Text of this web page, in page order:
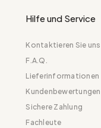
Hilfe und Service
Kontaktieren Sie uns
F.A.Q.
Lieferinformationen
Kundenbewertungen
Sichere Zahlung
Fachleute